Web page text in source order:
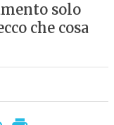
solo
che cosa